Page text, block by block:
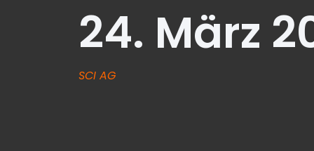
24. März
SCI AG